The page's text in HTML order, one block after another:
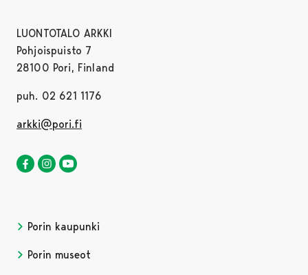
LUONTOTALO ARKKI
Pohjoispuisto 7
28100 Pori, Finland
puh. 02 621 1176
arkki@pori.fi
Luontotalo Arkki Facebookissa
Avautuu uudessa välilehdessä
Luontotalo Arkki Instagramissa
Avautuu uudessa välilehdessä
Porin kaupunki
Porin museot